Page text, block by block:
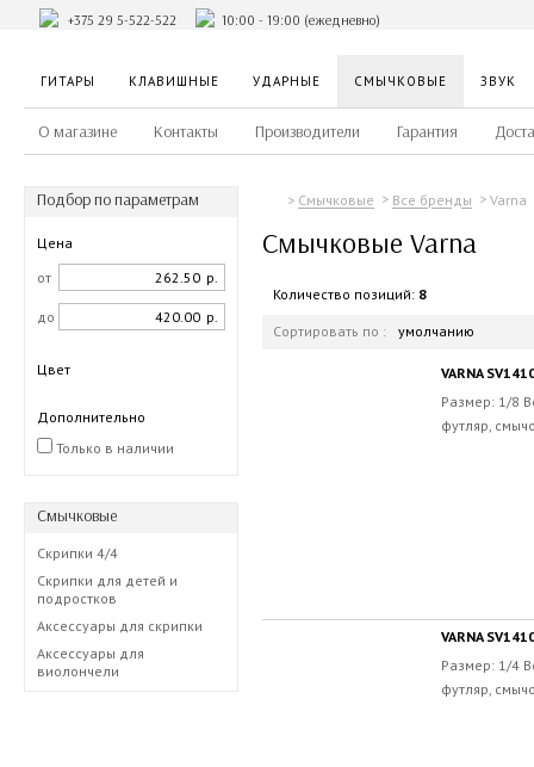
+375 29 5-522-522 10:00 - 19:00 (ежедневно)
ГИТАРЫ КЛАВИШНЫЕ УДАРНЫЕ СМЫЧКОВЫЕ ЗВУК
О магазине Контакты Производители Гарантия
Подбор по параметрам
Цена
от
р.
до р.
Цвет
Дополнительно
Только в наличии
Смычковые
Скрипки 4/4
Скрипки для детей и
подростков
Аксессуары для скрипки
Аксессуары для
виолончели
Смычковые Все бренды Varna
Смычковые Varna
Количество позиций: 8
Сортировать по : умолчанию
VARNA
Размер: 1/8
футляр,
VARNA
Размер: 1/4
футляр,